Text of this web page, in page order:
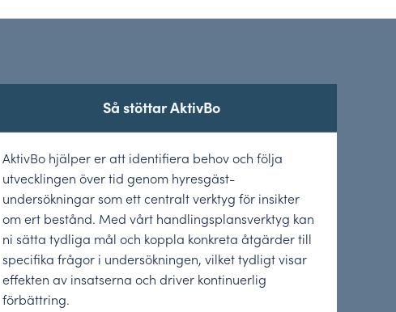
Så stöttar AktivBo
AktivBo hjälper er att identifiera behov och följa
utvecklingen över tid genom hyresgäst­
undersökningar som ett centralt verktyg för insikter
om ert bestånd. Med vårt handlings­plansverktyg kan
ni sätta tydliga mål och koppla konkreta åtgärder till
specifika frågor i undersökningen, vilket tydligt visar
effekten av insatserna och driver kontinuerlig
förbättring.